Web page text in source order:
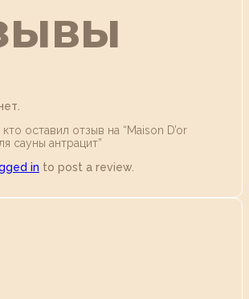
оставил отзыв на “Maison D’or
сауны антрацит”
in to post a review.